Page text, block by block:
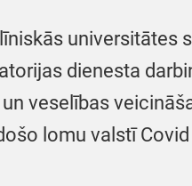
dienesta
veselības
lomu valstī